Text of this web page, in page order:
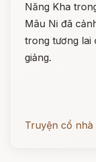
Năng Kha
Mâu Ni đã
trong tương lai
giảng.
Truyện cổ nhà